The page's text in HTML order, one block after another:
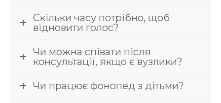
Скільки часу потрібно, щоб
відновити голос?
Чи можна співати після
консультації, якщо є вузлики?
Чи працює фонопед з дітьми?